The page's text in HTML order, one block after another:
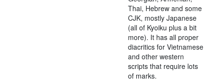
Thai, Hebrew and some
CJK, mostly Japanese
(all of Kyoiku plus a bit
more). It has all proper
diacritics for Vietnamese
and other western
scripts that require lots
of marks.